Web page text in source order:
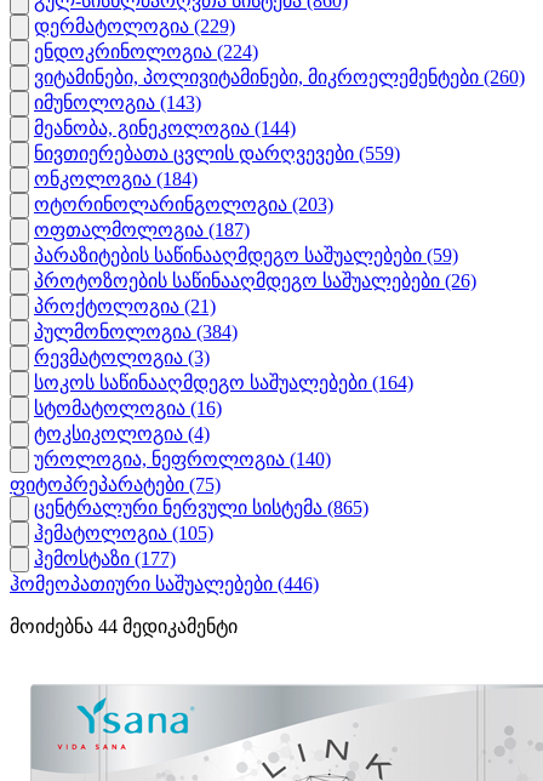
დერმატოლოგია (229)
ენდოკრინოლოგია (224)
ვიტამინები, პოლივიტამინები, მიკროელემენტები (260)
იმუნოლოგია (143)
მეანობა, გინეკოლოგია (144)
ნივთიერებათა ცვლის დარღვევები (559)
ონკოლოგია (184)
ოტორინოლარინგოლოგია (203)
ოფთალმოლოგია (187)
პარაზიტების საწინააღმდეგო საშუალებები (59)
პროტოზოების საწინააღმდეგო საშუალებები (26)
პროქტოლოგია (21)
პულმონოლოგია (384)
რევმატოლოგია (3)
სოკოს საწინააღმდეგო საშუალებები (164)
სტომატოლოგია (16)
ტოკსიკოლოგია (4)
უროლოგია, ნეფროლოგია (140)
ფიტოპრეპარატები (75)
ცენტრალური ნერვული სისტემა (865)
ჰემატოლოგია (105)
ჰემოსტაზი (177)
ჰომეოპათიური საშუალებები (446)
მოიძებნა 44 მედიკამენტი